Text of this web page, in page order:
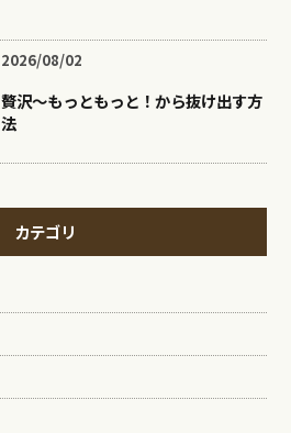
2026/08/02
贅沢〜もっともっと！から抜け出す方
法
カテゴリ